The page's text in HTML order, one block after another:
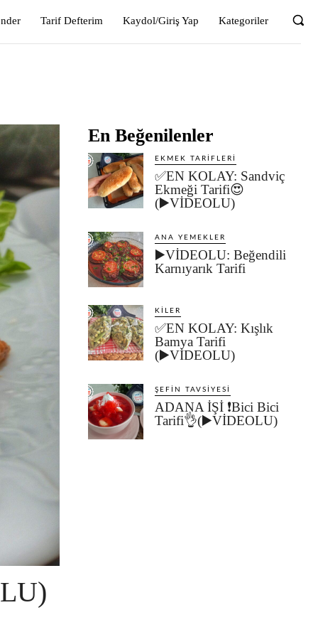
Tarif Defterim Kaydol/Giriş Yap Kategoriler
En Beğenilenler
EKMEK TARIFLERI
✅EN KOLAY: Sandviç
Ekmeği Tarifi😍
(▶️VİDEOLU)
ANA YEMEKLER
▶️VİDEOLU: Beğendili
Karnıyarık Tarifi
KILER
✅EN KOLAY: Kışlık
Bamya Tarifi
(▶️VİDEOLU)
ŞEFIN TAVSIYESI
ADANA İŞİ ❗Bici Bici
Tarifi👌(▶️VİDEOLU)